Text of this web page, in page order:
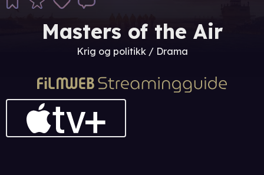
Masters of the Air
Krig og politikk / Drama